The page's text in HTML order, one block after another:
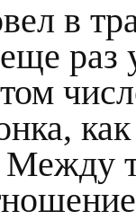
в
раз
как